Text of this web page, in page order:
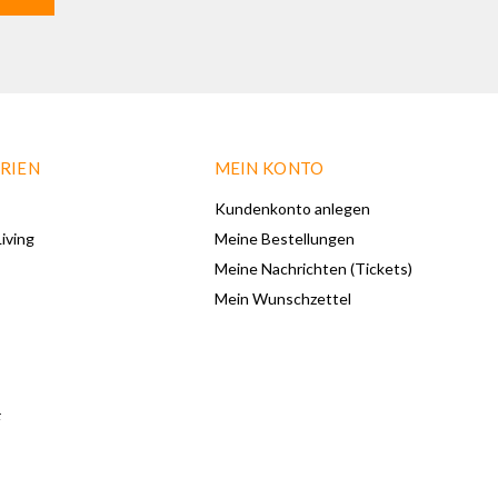
MEIN KONTO
Kundenkonto anlegen
Meine Bestellungen
Meine Nachrichten (Tickets)
Mein Wunschzettel